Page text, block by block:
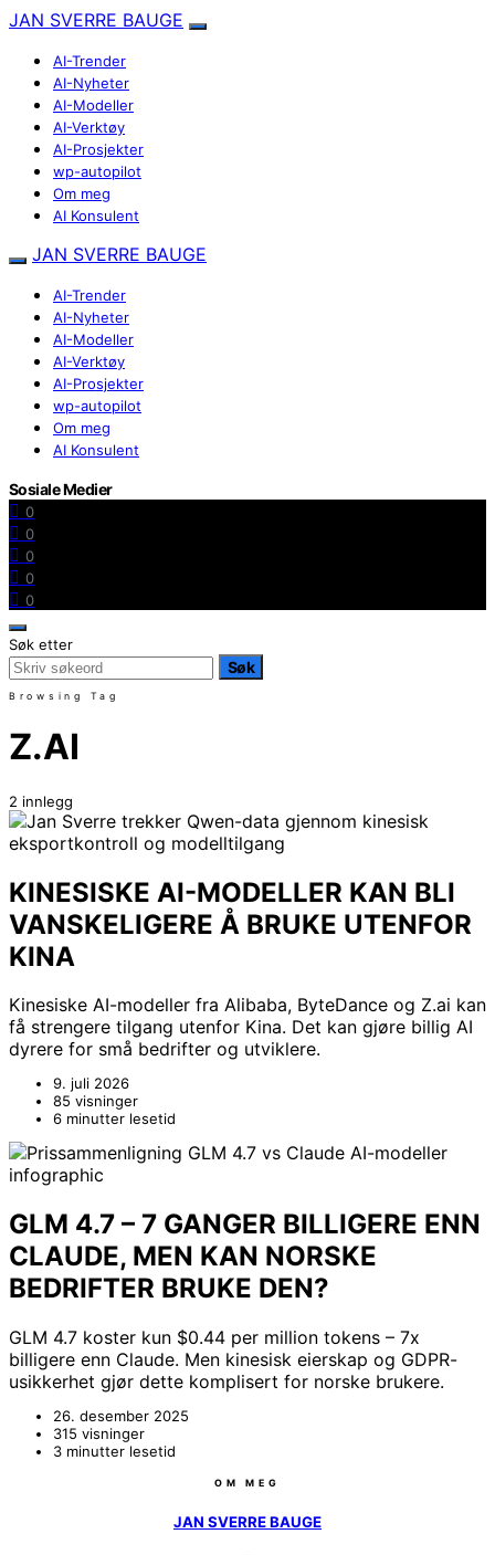
JAN SVERRE BAUGE
AI-Trender
AI-Nyheter
AI-Modeller
AI-Verktøy
AI-Prosjekter
wp-autopilot
Om meg
AI Konsulent
JAN SVERRE BAUGE
AI-Trender
AI-Nyheter
AI-Modeller
AI-Verktøy
AI-Prosjekter
wp-autopilot
Om meg
AI Konsulent
Sosiale Medier
0
0
0
0
0
Søk etter
Søk
Browsing Tag
Z.AI
2 innlegg
KINESISKE AI-MODELLER KAN BLI
VANSKELIGERE Å BRUKE UTENFOR
KINA
Kinesiske AI-modeller fra Alibaba, ByteDance og Z.ai kan
få strengere tilgang utenfor Kina. Det kan gjøre billig AI
dyrere for små bedrifter og utviklere.
9. juli 2026
85 visninger
6 minutter lesetid
GLM 4.7 – 7 GANGER BILLIGERE ENN
CLAUDE, MEN KAN NORSKE
BEDRIFTER BRUKE DEN?
GLM 4.7 koster kun $0.44 per million tokens – 7x
billigere enn Claude. Men kinesisk eierskap og GDPR-
usikkerhet gjør dette komplisert for norske brukere.
26. desember 2025
315 visninger
3 minutter lesetid
OM MEG
JAN SVERRE BAUGE